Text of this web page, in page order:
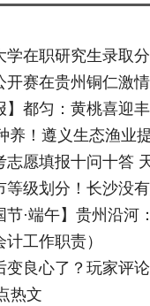
学在职研究生录取
开赛在贵州铜仁激
】都匀：黄桃喜迎
养！遵义生态渔业
志愿填报十问十答
等级划分！长沙没
·端午】贵州沿河
工作职责）
变良心了？玩家评
热文